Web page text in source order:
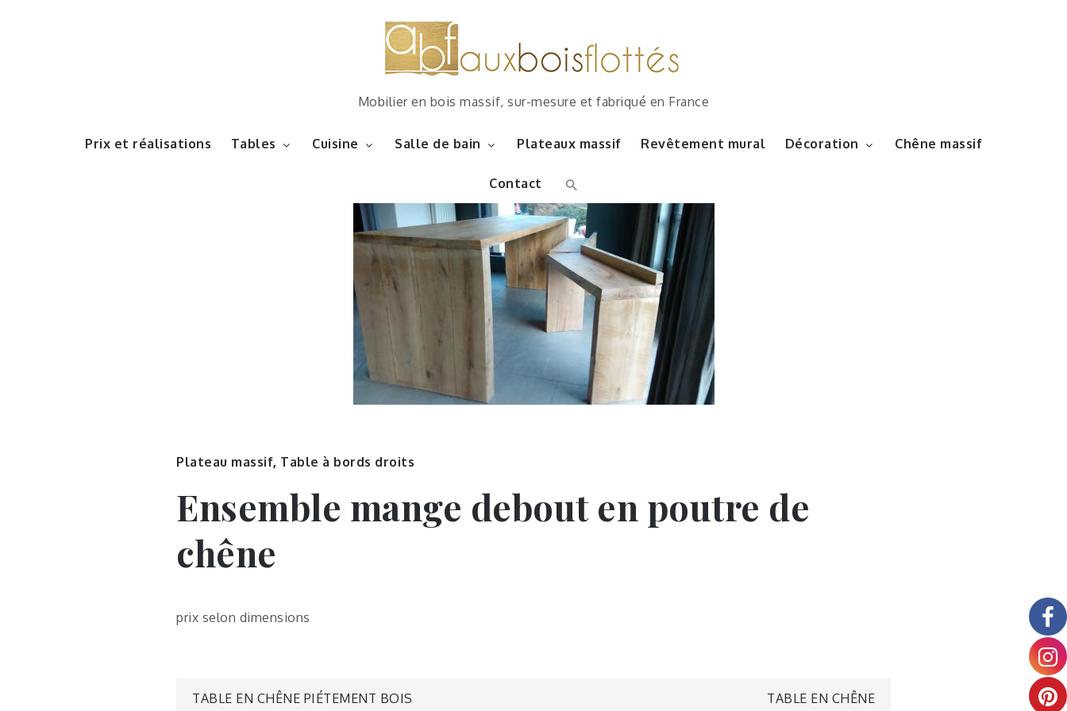
Mobilier en bois massif, sur-mesure et fabriqué en France
Prix et réalisations Tables Cuisine Salle de bain Plateaux massif Revêtement mural Décoration Chêne massif
Contact
Plateau massif, Table à bords droits
Ensemble mange debout en poutre de
chêne
prix selon dimensions
TABLE EN CHÊNE PIÉTEMENT BOIS TABLE EN CHÊNE